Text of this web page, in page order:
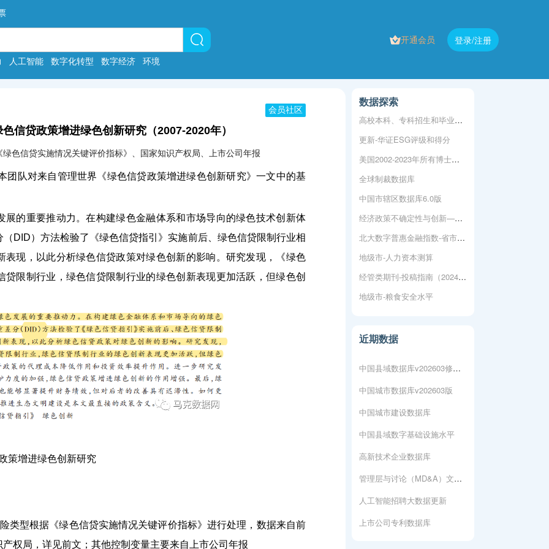
开通会员
登录/注册
人工智能 数字化转型 数字经济 环境
信贷政策增进绿色创新研究（2007-2020年）
会员社区
色信贷实施情况关键评价指标》、国家知识产权局、上市公司年报
团队对来自管理世界《绿色信贷政策增进绿色创新研究》一文中的基
展的重要推动力。在构建绿色金融体系和市场导向的绿色技术创新体
DID）方法检验了《绿色信贷指引》实施前后、绿色信贷限制行业相
表现，以此分析绿色信贷政策对绿色创新的影响。研究发现，《绿色
限制行业，绿色信贷限制行业的绿色创新表现更加活跃，但绿色创
策增进绿色创新研究
类型根据《绿色信贷实施情况关键评价指标》进行处理，数据来自前
权局，详见前文；其他控制变量主要来自上市公司年报
数据探索
高校本科、专科招生和毕业数据
更新-华证ESG评级和得分
美国2002-2023年所有博士学位论文
全球制裁数据库
中国市辖区数据库6.0版
经济政策不确定性与创新——基于我国上市公司的实证分析
北大数字普惠金融指数-省市县（2011-2023年）
地级市-人力资本测算
经管类期刊-投稿指南（2024年更新）
地级市-粮食安全水平
近期数据
上市公司专利数据库
城市各行业-新注册企业数据